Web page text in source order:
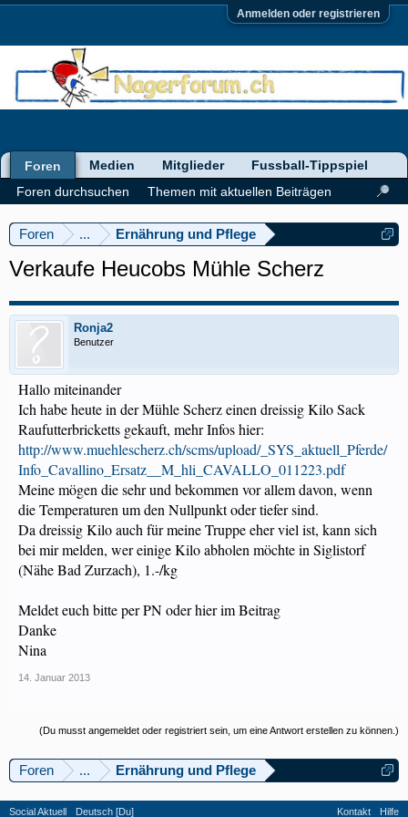
Anmelden oder registrieren
Foren ... Ernährung und Pflege
Verkaufe Heucobs Mühle Scherz
Ronja2
Benutzer
Hallo miteinander
Ich habe heute in der Mühle Scherz einen dreissig Kilo Sack
Raufutterbricketts gekauft, mehr Infos hier:
http://www.muehlescherz.ch/scms/upload/_SYS_aktuell_Pferde/
Info_Cavallino_Ersatz__M_hli_CAVALLO_011223.pdf
Meine mögen die sehr und bekommen vor allem davon, wenn
die Temperaturen um den Nullpunkt oder tiefer sind.
Da dreissig Kilo auch für meine Truppe eher viel ist, kann sich
bei mir melden, wer einige Kilo abholen möchte in Siglistorf
(Nähe Bad Zurzach), 1.-/kg
Meldet euch bitte per PN oder hier im Beitrag
Danke
Nina
14. Januar 2013
(Du musst angemeldet oder registriert sein, um eine Antwort erstellen zu können.)
Foren ... Ernährung und Pflege
Foren
Foren durchsuchen
Themen mit aktuellen Beiträgen
Medien Mitglieder Fussball-Tippspiel
Social Aktuell Deutsch [Du] Kontakt Hilfe